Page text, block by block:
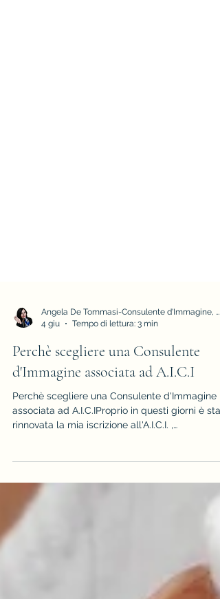
4 giu
Tempo di lettura: 3 min
Perchè scegliere una Consulente
d'Immagine associata ad A.I.C.I
associata ad A.I.C.IProprio in questi giorni è
l'associazione Internazionale dei Consulenti
d'Immagine, la più antica e diffusa associazione
di categoria per chi svolge il mio lavoro, percui
ho deciso di condividere con te questo tema.